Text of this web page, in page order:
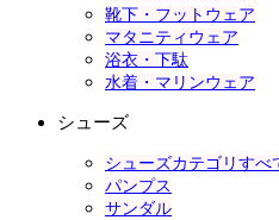
靴下・フットウェア
マタニティウェア
浴衣・下駄
水着・マリンウェア
シューズ
シューズカテゴリすべ
パンプス
サンダル